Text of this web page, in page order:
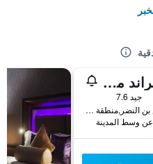
فندق جراند مايرال
جيد 7.6
شارع فراس بن النضر,منطقة العليا, الخبر, المملكة العربية السعودية